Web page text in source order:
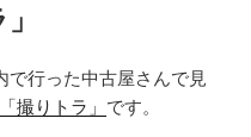
で行った中古屋さんで見
「撮りトラ」 です。